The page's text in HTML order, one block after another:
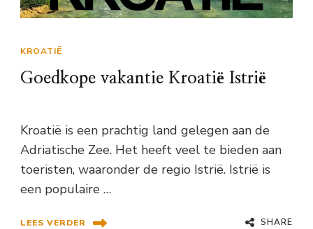
KROATIË
Goedkope vakantie Kroatië Istrië
Kroatië is een prachtig land gelegen aan de
Adriatische Zee. Het heeft veel te bieden aan
toeristen, waaronder de regio Istrië. Istrië is
een populaire …
LEES VERDER SHARE